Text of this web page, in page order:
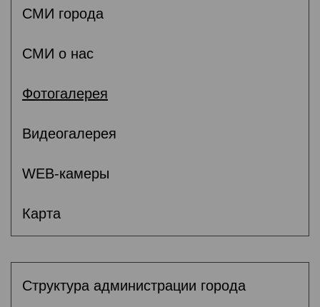
СМИ города
СМИ о нас
Фотогалерея
Видеогалерея
WEB-камеры
Карта
Структура администрации города